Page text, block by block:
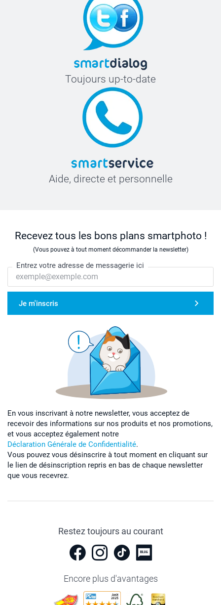
Toujours up-to-date
Aide, directe et personnelle
Recevez tous les bons plans smartphoto !
(Vous pouvez à tout moment décommander la newsletter)
Entrez votre adresse de messagerie ici
Je m'inscris
En vous inscrivant à notre newsletter, vous acceptez de
recevoir des informations sur nos produits et nos promotions,
et vous acceptez également notre
Déclaration Générale de Confidentialité.
Vous pouvez vous désinscrire à tout moment en cliquant sur
le lien de désinscription repris en bas de chaque newsletter
que vous recevrez.
Restez toujours au courant
Encore plus d'avantages